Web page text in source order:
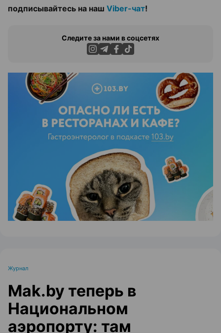
подписывайтесь на наш Viber-чат!
Следите за нами в соцсетях
Журнал
Mak.by теперь в
Национальном
аэропорту: там